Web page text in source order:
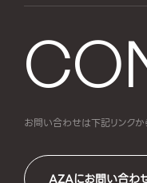
お問い合わせは下記リンクか
AZAにお問い合わ